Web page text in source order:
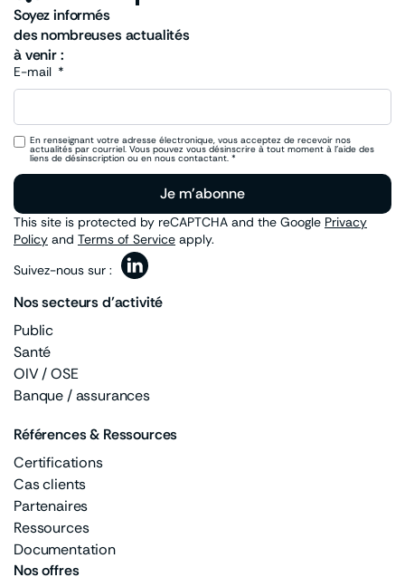
Nos offres
Nos secteurs d’activité
Public
Santé
OIV / OSE
Banque / assurances
Références & Ressources
Certifications
Cas clients
Partenaires
Ressources
Documentation
Soyez informés
des nombreuses actualités
à venir :
E-mail
En renseignant votre adresse électronique, vous acceptez de recevoir nos
actualités par courriel. Vous pouvez vous désinscrire à tout moment à l’aide des
liens de désinscription ou en nous contactant. *
Je m'abonne
This site is protected by reCAPTCHA and the Google Privacy
Policy and Terms of Service apply.
Suivez-nous sur :